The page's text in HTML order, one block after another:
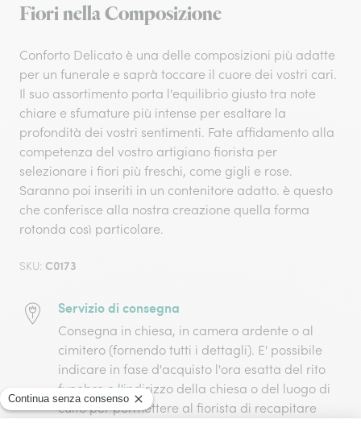
Fiori nella Composizione
Conforto Delicato è una delle composizioni più adatte
per un funerale e saprà toccare il cuore dei vostri cari.
Il suo assortimento porta l'equilibrio giusto tra note
chiare e sfumature più intense per esaltare la
profondità dei vostri sentimenti. Fate affidamento alla
competenza del vostro artigiano fiorista per
selezionare i fiori più freschi, come gigli e rose.
Saranno poi inseriti in un contenitore adatto. è questo
che conferisce alla nostra creazione quella forma
rotonda così particolare.
SKU: C0173
Servizio di consegna
Consegna in chiesa, in camera ardente o al
cimitero (fornendo tutti i dettagli). E' possibile
indicare in fase d'acquisto l'ora esatta del rito
funebre e l'indirizzo della chiesa o del luogo di
culto per permettere al fiorista di recapitare